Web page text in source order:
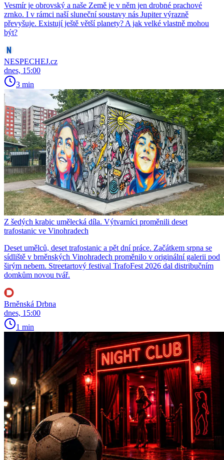
Vesmír je obrovský a naše Země je v něm jen drobné prachové
zrnko. I v rámci naší sluneční soustavy nás Jupiter výrazně
převyšuje. Existují ještě větší planety? A jak velké vlastně mohou
být?
NESPECHEJ.cz
dnes, 15:00
3 min
Z šedých krabic umělecká díla. Výtvarníci proměnili deset
trafostanic ve Vinohradech
Deset umělců, deset trafostanic a pět dní práce. Začátkem srpna se
sídliště v brněnských Vinohradech proměnilo v originální galerii pod
širým nebem. Streetartový festival TrafoFest 2026 dal distribučním
domkům novou tvář.
Brněnská Drbna
dnes, 15:00
1 min